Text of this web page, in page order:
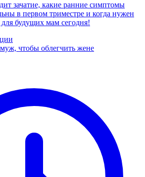
зачатие, какие ранние симптомы
в первом триместре и когда нужен
будущих мам сегодня!